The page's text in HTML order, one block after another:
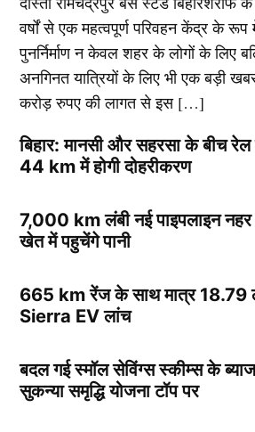
वर्षों से एक महत्वपूर्ण परिवहन केंद्र के
पुनर्निर्माण न केवल शहर के लोगों के लिए
अनगिनत यात्रियों के लिए भी एक बड़ी
करोड़ रुपए की लागत से इस […]
बिहार: मानसी और सहरसा के बीच रेल
44 km में होगी दोहरीकरण
7,000 km लंबी नई पाइपलाइन
खेत में पहुचेंगे पानी
665 km रेंज के साथ मात्र 18.79
Sierra EV लांच
बदल गई स्मॉल सेविंग्स स्कीम्स के
सुकन्या समृद्धि योजना टॉप पर